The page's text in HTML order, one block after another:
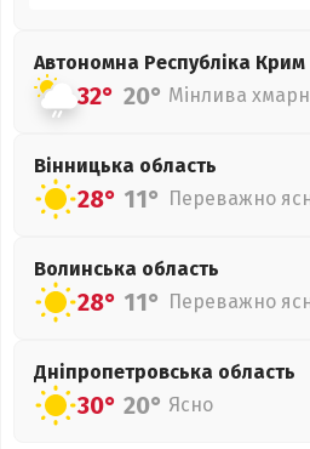
Автономна Республіка Крим
32° 20° Мінлива
Вінницька область
28° 11° Переважно
Волинська область
28° 11° Переважно
Дніпропетровська область
30° 20° Ясно